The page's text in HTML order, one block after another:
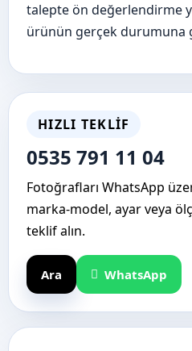
talepte ön değerlendirme
ürünün gerçek durumuna
HIZLI TEKLIF
0535 791 11 04
Fotoğrafları WhatsApp
marka-model, ayar veya
teklif alın.
Ara WhatsApp